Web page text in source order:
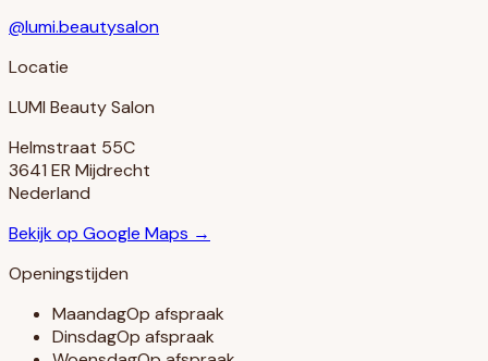
@lumi.beautysalon
Locatie
LUMI Beauty Salon
Helmstraat 55C
3641 ER Mijdrecht
Nederland
Bekijk op Google Maps →
Openingstijden
MaandagOp afspraak
DinsdagOp afspraak